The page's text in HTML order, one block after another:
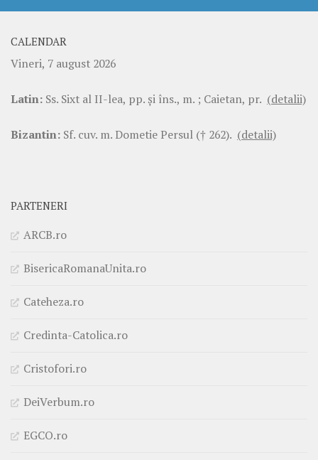
CALENDAR
Vineri, 7 august 2026
Latin: Ss. Sixt al II-lea, pp. şi îns., m. ; Caietan, pr. (detalii)
Bizantin: Sf. cuv. m. Dometie Persul († 262). (detalii)
PARTENERI
ARCB.ro
BisericaRomanaUnita.ro
Cateheza.ro
Credinta-Catolica.ro
Cristofori.ro
DeiVerbum.ro
EGCO.ro